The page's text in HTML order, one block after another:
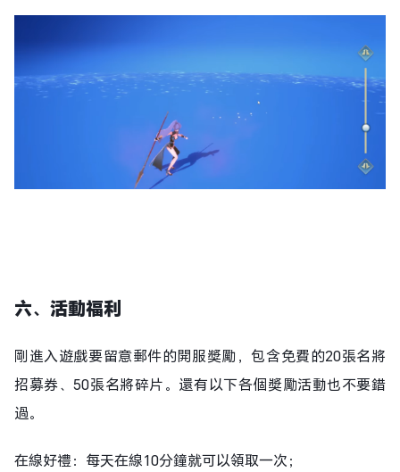
六、活動福利
剛進入遊戲要留意郵件的開服獎勵，包含免費的20張名將
招募券、50張名將碎片。還有以下各個獎勵活動也不要錯
過。
在線好禮：每天在線10分鐘就可以領取一次；